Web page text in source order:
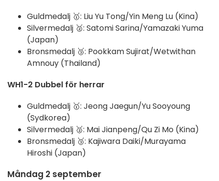
Guldmedalj 🥇: Liu Yu Tong/Yin Meng Lu (Kina)
Silvermedalj 🥈: Satomi Sarina/Yamazaki Yuma
(Japan)
Bronsmedalj 🥉: Pookkam Sujirat/Wetwithan
Amnouy (Thailand)
WH1-2 Dubbel för herrar
Guldmedalj 🥇: Jeong Jaegun/Yu Sooyoung
(Sydkorea)
Silvermedalj 🥈: Mai Jianpeng/Qu Zi Mo (Kina)
Bronsmedalj 🥉: Kajiwara Daiki/Murayama
Hiroshi (Japan)
Måndag 2 september